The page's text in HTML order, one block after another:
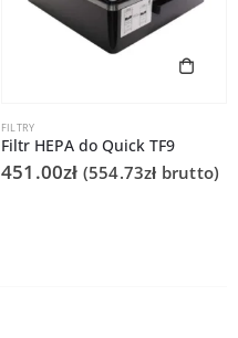
FILTRY
Filtr HEPA do Quick TF9
451.00zł (554.73zł brutto)